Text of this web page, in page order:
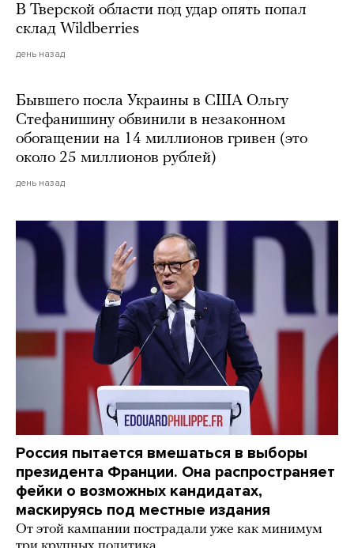
В Тверской области под удар опять попал
склад Wildberries
день назад
Бывшего посла Украины в США Ольгу
Стефанишину обвинили в незаконном
обогащении на 14 миллионов гривен (это
около 25 миллионов рублей)
день назад
Россия пытается вмешаться в выборы
президента Франции. Она распространяет
фейки о возможных кандидатах,
маскируясь под местные издания
От этой кампании пострадали уже как минимум